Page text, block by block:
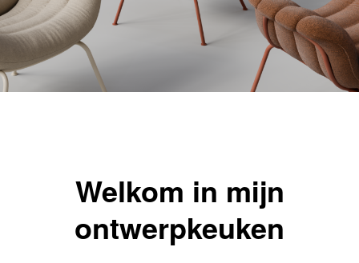
Welkom in mijn
ontwerpkeuken